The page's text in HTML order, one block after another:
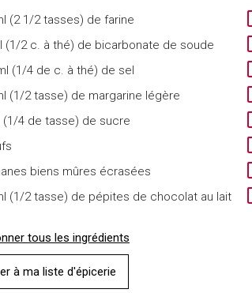
(2 1/2 tasses) de farine
(1/2 c. à thé) de bicarbonate de soude
(1/4 de c. à thé) de sel
(1/2 tasse) de margarine légère
(1/4 de tasse) de sucre
biens mûres écrasées
(1/2 tasse) de pépites de chocolat au lait
tous les ingrédients
à ma liste d'épicerie